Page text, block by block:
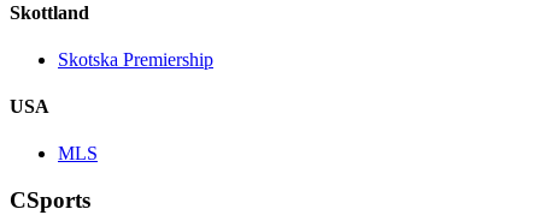
Skottland
Skotska Premiership
USA
MLS
CSports